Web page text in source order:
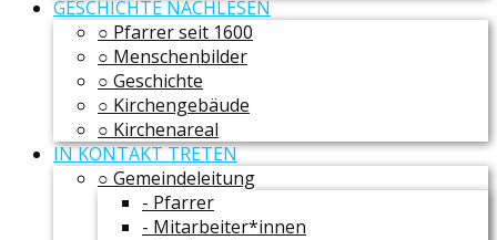
GESCHICHTE NACHLESEN
○ Pfarrer seit 1600
○ Menschenbilder
○ Geschichte
○ Kirchengebäude
○ Kirchenareal
IN KONTAKT TRETEN
○ Gemeindeleitung
- Pfarrer
- Mitarbeiter*innen